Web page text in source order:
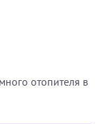
отопителя в